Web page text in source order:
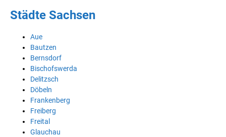
Städte Sachsen
Aue
Bautzen
Bernsdorf
Bischofswerda
Delitzsch
Döbeln
Frankenberg
Freiberg
Freital
Glauchau